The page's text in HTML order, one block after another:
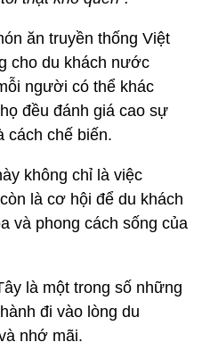
ăn truyền thống Việt
cho du khách nước
người có thể khác
đều đánh giá cao sự
cách chế biến.
không chỉ là việc
là cơ hội để du khách
và phong cách sống của
là một trong số những
đi vào lòng du
nhớ mãi.